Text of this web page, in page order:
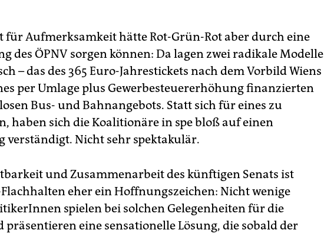
für Aufmerksamkeit hätte Rot-Grün-Rot aber durch eine
des ÖPNV sorgen können: Da lagen zwei radikale Modelle
– das des 365 Euro-Jahrestickets nach dem Vorbild Wiens
per Umlage plus Gewerbesteuererhöhung finanzierten
Bus- und Bahnangebots. Statt sich für eines zu
haben sich die Koalitionäre in spe bloß auf einen
verständigt. Nicht sehr spektakulär.
und Zusammenarbeit des künftigen Senats ist
eher ein Hoffnungszeichen: Nicht wenige
spielen bei solchen Gelegenheiten für die
präsentieren eine sensationelle Lösung, die sobald der